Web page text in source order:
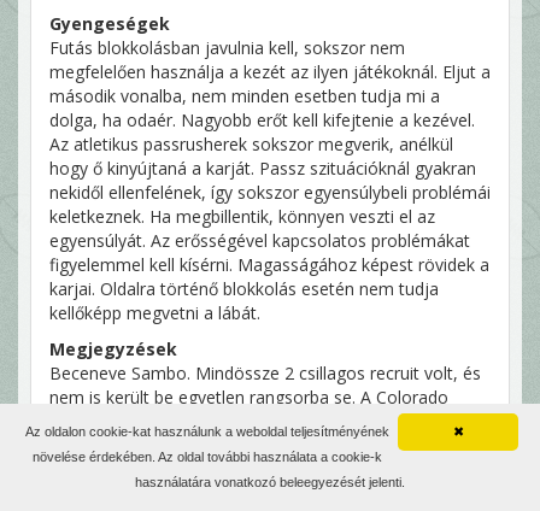
Gyengeségek
Futás blokkolásban javulnia kell, sokszor nem
megfelelően használja a kezét az ilyen játékoknál. Eljut a
második vonalba, nem minden esetben tudja mi a
dolga, ha odaér. Nagyobb erőt kell kifejtenie a kezével.
Az atletikus passrusherek sokszor megverik, anélkül
hogy ő kinyújtaná a karját. Passz szituációknál gyakran
nekidől ellenfelének, így sokszor egyensúlybeli problémái
keletkeznek. Ha megbillentik, könnyen veszti el az
egyensúlyát. Az erősségével kapcsolatos problémákat
figyelemmel kell kísérni. Magasságához képest rövidek a
karjai. Oldalra történő blokkolás esetén nem tudja
kellőképp megvetni a lábát.
Megjegyzések
Beceneve Sambo. Mindössze 2 csillagos recruit volt, és
nem is került be egyetlen rangsorba se. A Colorado
State mellett csak 3 FCS iskola ajánlott neki ösztöndíjat.
Meglepően jól korcsolyázik, díjakat is nyert gyerekként.
Édesapja a Colorado egyetemen volt rúdugró.
Édesanyja a denveri egyetemre járt, testvére Erik pedig
✖
Az oldalon cookie-kat használunk a weboldal teljesítményének
növelése érdekében. Az oldal további használata a cookie-k
használatára vonatkozó beleegyezését jelenti.